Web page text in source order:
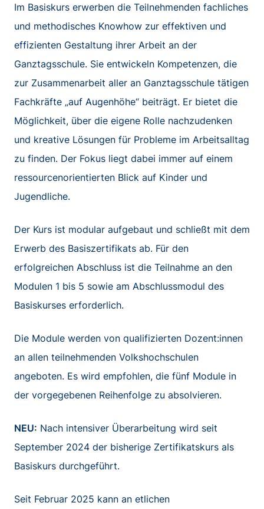
Im Basiskurs erwerben die Teilnehmenden fachliches
und methodisches Knowhow zur effektiven und
effizienten Gestaltung ihrer Arbeit an der
Ganztagsschule. Sie entwickeln Kompetenzen, die
zur Zusammenarbeit aller an Ganztagsschule tätigen
Fachkräfte „auf Augenhöhe“ beiträgt. Er bietet die
Möglichkeit, über die eigene Rolle nachzudenken
und kreative Lösungen für Probleme im Arbeitsalltag
zu finden. Der Fokus liegt dabei immer auf einem
ressourcenorientierten Blick auf Kinder und
Jugendliche.
Der Kurs ist modular aufgebaut und schließt mit dem
Erwerb des Basiszertifikats ab. Für den
erfolgreichen Abschluss ist die Teilnahme an den
Modulen 1 bis 5 sowie am Abschlussmodul des
Basiskurses erforderlich.
Die Module werden von qualifizierten Dozent:innen
an allen teilnehmenden Volkshochschulen
angeboten. Es wird empfohlen, die fünf Module in
der vorgegebenen Reihenfolge zu absolvieren.
NEU: Nach intensiver Überarbeitung wird seit
September 2024 der bisherige Zertifikatskurs als
Basiskurs durchgeführt.
Seit Februar 2025 kann an etlichen